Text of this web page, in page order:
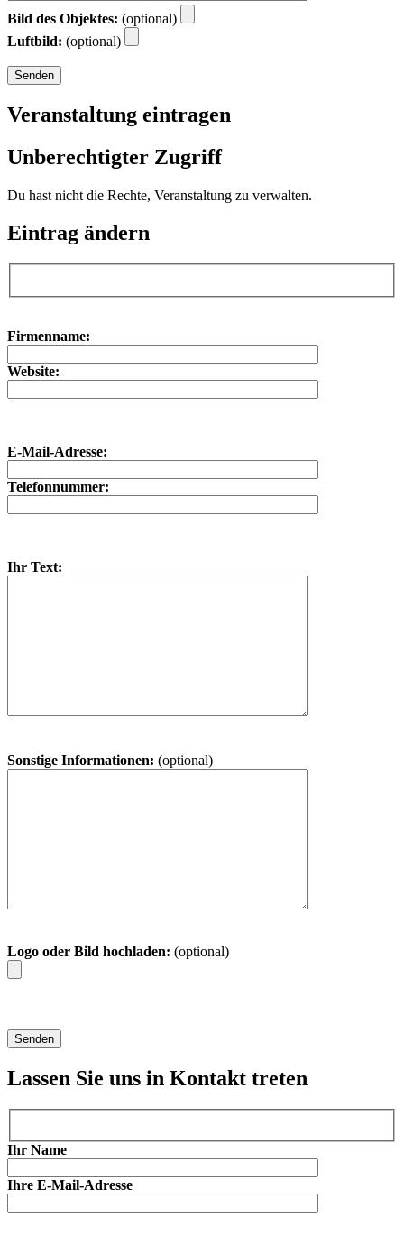
Bild des Objektes: (optional)
Luftbild: (optional)
Veranstaltung eintragen
Unberechtigter Zugriff
Du hast nicht die Rechte, Veranstaltung zu verwalten.
Eintrag ändern
Firmenname:
Website:
E-Mail-Adresse:
Telefonnummer:
Ihr Text:
Sonstige Informationen: (optional)
Logo oder Bild hochladen: (optional)
Lassen Sie uns in Kontakt treten
Ihr Name
Ihre E-Mail-Adresse